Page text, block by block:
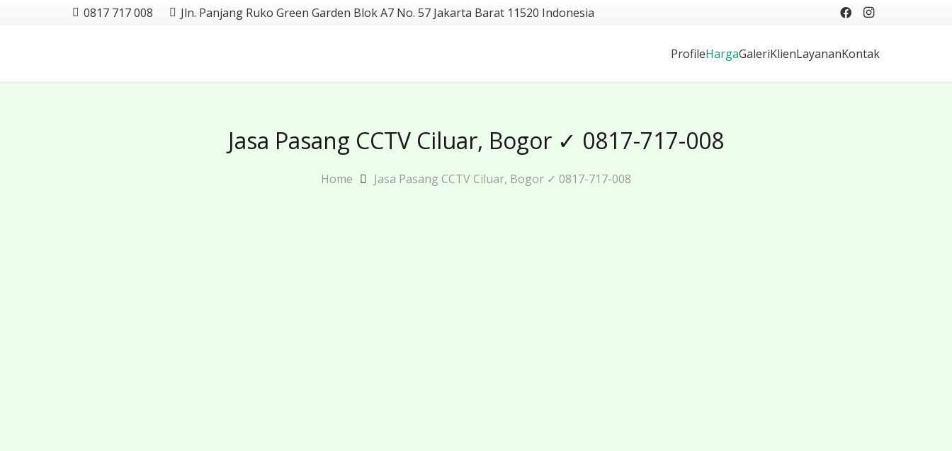
0817 717 008 Jln. Panjang Ruko Green Garden Blok A7 No. 57 Jakarta Barat 11520 Indonesia
ProfileHargaGaleriKlienLayananKontak
Jasa Pasang CCTV Ciluar, Bogor ✓ 0817-717-008
Home Jasa Pasang CCTV Ciluar, Bogor ✓ 0817-717-008